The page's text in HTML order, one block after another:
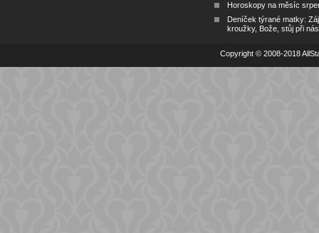
Horoskopy na měsíc
Deníček týrané matky:
kroužky, Bože, stůj při nás
Copyright © 2008-2018